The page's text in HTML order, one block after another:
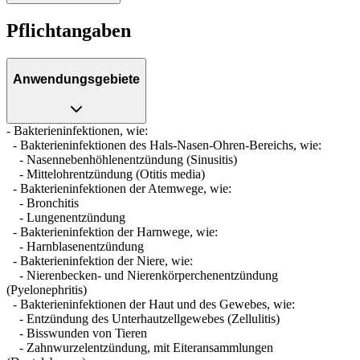
Pflichtangaben
Anwendungsgebiete
- Bakterieninfektionen, wie:
- Bakterieninfektionen des Hals-Nasen-Ohren-Bereichs, wie:
- Nasennebenhöhlenentzündung (Sinusitis)
- Mittelohrentzündung (Otitis media)
- Bakterieninfektionen der Atemwege, wie:
- Bronchitis
- Lungenentzündung
- Bakterieninfektion der Harnwege, wie:
- Harnblasenentzündung
- Bakterieninfektion der Niere, wie:
- Nierenbecken- und Nierenkörperchenentzündung
(Pyelonephritis)
- Bakterieninfektionen der Haut und des Gewebes, wie:
- Entzündung des Unterhautzellgewebes (Zellulitis)
- Bisswunden von Tieren
- Zahnwurzelentzündung, mit Eiteransammlungen